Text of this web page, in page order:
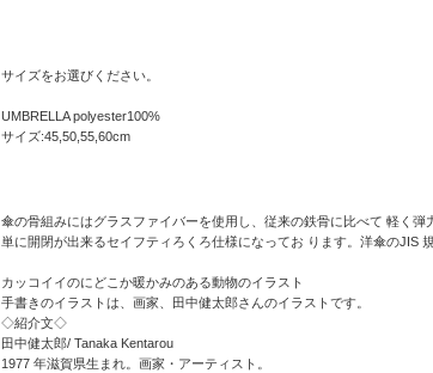
サイズをお選びください。
UMBRELLA polyester100%
サイズ:45,50,55,60cm
傘の骨組みにはグラスファイバーを使用し、従来の鉄骨に比べて 軽く
単に開閉が出来るセイフティろくろ仕様になってお ります。洋傘のJIS
カッコイイのにどこか暖かみのある動物のイラスト
手書きのイラストは、画家、田中健太郎さんのイラストです。
◇紹介文◇
田中健太郎/ Tanaka Kentarou
1977 年滋賀県生まれ。画家・アーティスト。